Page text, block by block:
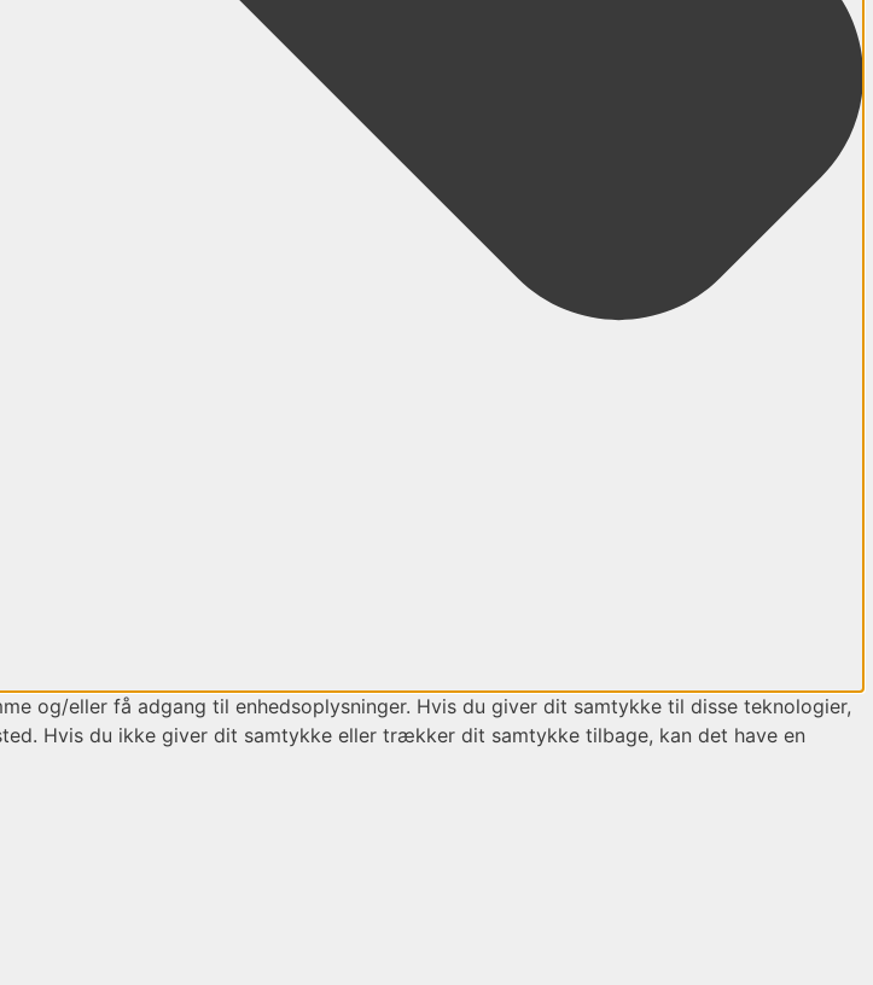
og/eller få adgang til enhedsoplysninger. Hvis du giver dit samtykke til disse teknologier,
Hvis du ikke giver dit samtykke eller trækker dit samtykke tilbage, kan det have en